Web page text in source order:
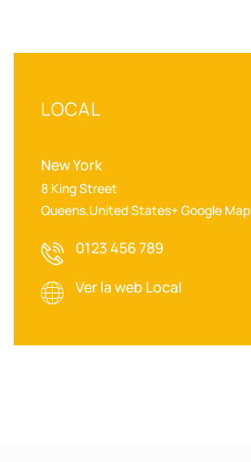
LOCAL
New York
8 King Street
Queens,United States+ Google Map
0123 456 789
Ver la web Local